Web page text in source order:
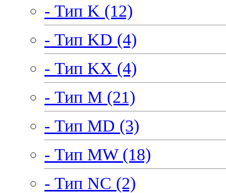
- Тип K (12)
- Тип KD (4)
- Тип KX (4)
- Тип M (21)
- Тип MD (3)
- Тип MW (18)
- Тип NC (2)